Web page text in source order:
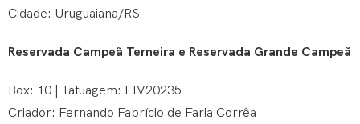
Cidade: Uruguaiana/RS
Reservada Campeã Terneira e Reservada Grande Campeã
Box: 10 | Tatuagem: FIV20235
Criador: Fernando Fabrício de Faria Corrêa